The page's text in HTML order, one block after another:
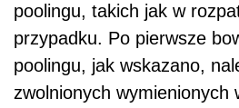
poolingu, takich jak w
przypadku. Po pierwsze
poolingu, jak wskazano,
zwolnionych